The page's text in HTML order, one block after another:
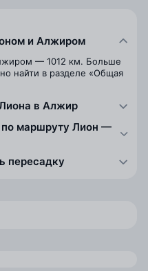
и Алжиром
— 1012 км. Больше
найти в разделе «Общая
в Алжир
по маршруту Лион —
пересадку